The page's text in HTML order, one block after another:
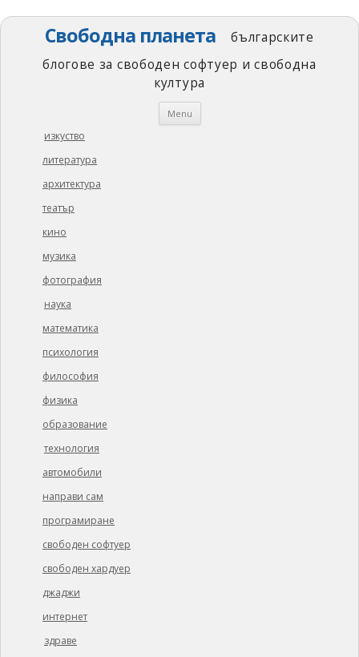
Свободна планета
българските
блогове за свободен софтуер и свободна
култура
Menu Skip
изкуство
литература
архитектура
театър
кино
музика
фотография
наука
математика
психология
философия
физика
образование
технология
автомобили
направи сам
програмиране
свободен софтуер
свободен хардуер
джаджи
интернет
здраве